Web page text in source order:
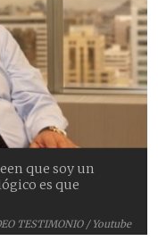
TESTIMONIO / Youtube
que soy un
es que